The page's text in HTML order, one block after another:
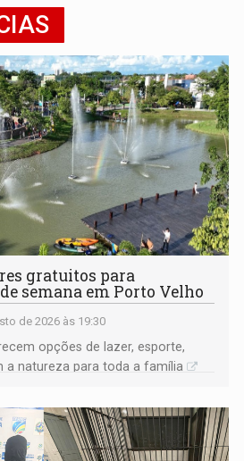
gratuitos para
semana em Porto Velho
de 2026 às 19:30
opções de lazer, esporte,
natureza para toda a família